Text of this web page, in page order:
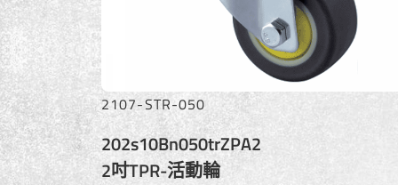
2107-STR-050
202s10Bn050trZPA2
2吋TPR-活動輪